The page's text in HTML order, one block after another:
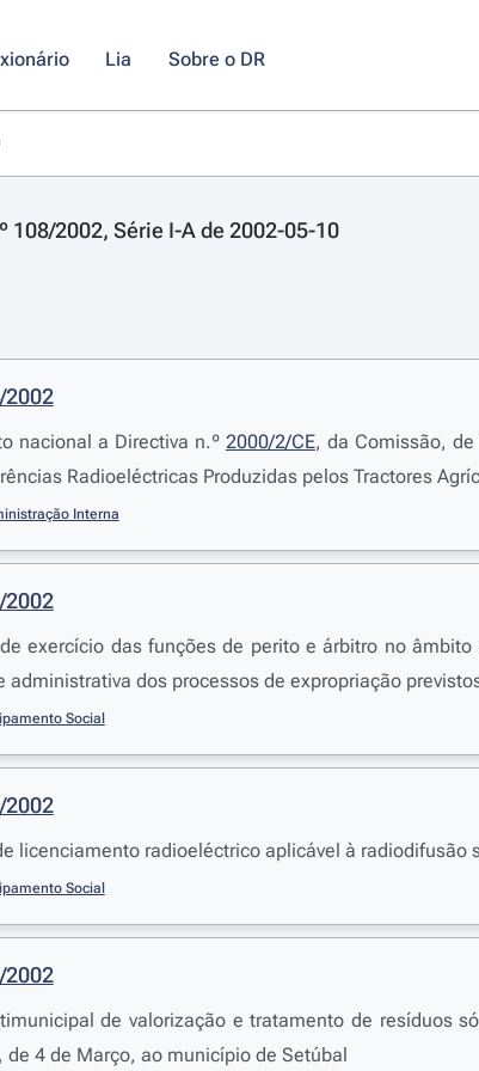
Lia Sobre o DR
108/2002, Série I-A de 2002-05-10
2002
nacional a Directiva n.º 2000/2/CE, da Comissão,
Radioeléctricas Produzidas pelos Tractores
Interna
2002
exercício das funções de perito e árbitro no
administrativa dos processos de expropriação
Social
2002
licenciamento radioeléctrico aplicável à radiodifusão
Social
2002
de valorização e tratamento de resíduos
de 4 de Março, ao município de Setúbal